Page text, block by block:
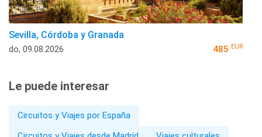
Sevilla, Córdoba y Granada
do, 09.08.2026 485 EUR
Le puede interesar
Circuitos y Viajes por España